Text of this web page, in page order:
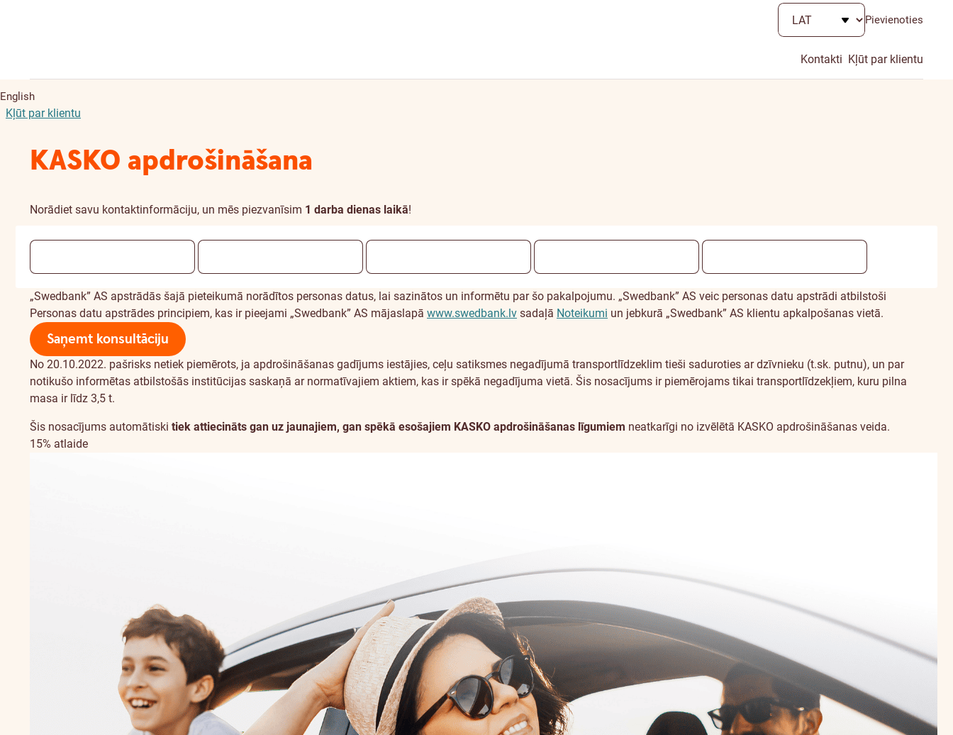
Pievienoties
Kontakti Kļūt par klientu
English
Kļūt par klientu
KASKO apdrošināšana
Norādiet savu kontaktinformāciju, un mēs piezvanīsim 1 darba dienas laikā!
„Swedbank” AS apstrādās šajā pieteikumā norādītos personas datus, lai sazinātos un informētu par šo pakalpojumu. „Swedbank” AS veic personas datu apstrādi atbilstoši
Personas datu apstrādes principiem, kas ir pieejami „Swedbank” AS mājaslapā www.swedbank.lv sadaļā Noteikumi un jebkurā „Swedbank” AS klientu apkalpošanas vietā.
Saņemt konsultāciju
No 20.10.2022. pašrisks netiek piemērots, ja apdrošināšanas gadījums iestājies, ceļu satiksmes negadījumā transportlīdzeklim tieši saduroties ar dzīvnieku (t.sk. putnu), un par
notikušo informētas atbilstošās institūcijas saskaņā ar normatīvajiem aktiem, kas ir spēkā negadījuma vietā. Šis nosacījums ir piemērojams tikai transportlīdzekļiem, kuru pilna
masa ir līdz 3,5 t.
Šis nosacījums automātiski tiek attiecināts gan uz jaunajiem, gan spēkā esošajiem KASKO apdrošināšanas līgumiem neatkarīgi no izvēlētā KASKO apdrošināšanas veida.
15% atlaide